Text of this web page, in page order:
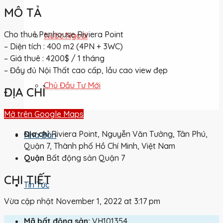
Nước Ngoài
Chủ Đầu Tư Mới
Nhà Bán
Tin Tức
MÔ TẢ
Cho thuê Penhouse Riviera Point
– Diện tích : 400 m2 (4PN + 3WC)
– Giá thuê : 4200$ / 1 tháng
– Đầy đủ Nội Thất cao cấp, lầu cao view đẹp
ĐỊA CHỈ
Mở trên Google Maps
Địa chỉ Riviera Point, Nguyễn Văn Tưởng, Tân Phú,
Quận 7, Thành phố Hồ Chí Minh, Việt Nam
Quận Bất động sản Quận 7
CHI TIẾT
Vừa cập nhật November 1, 2022 at 3:17 pm